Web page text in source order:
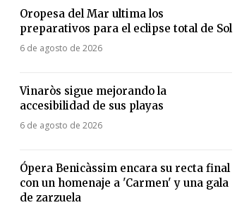
Oropesa del Mar ultima los
preparativos para el eclipse total de Sol
6 de agosto de 2026
Vinaròs sigue mejorando la
accesibilidad de sus playas
6 de agosto de 2026
Ópera Benicàssim encara su recta final
con un homenaje a 'Carmen' y una gala
de zarzuela